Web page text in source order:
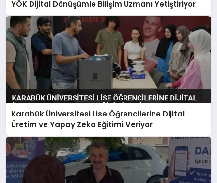
YÖK Dijital Dönüşümle Bilişim Uzmanı Yetiştiriyor
Karabük Üniversitesi Lise Öğrencilerine Dijital
Üretim ve Yapay Zeka Eğitimi Veriyor